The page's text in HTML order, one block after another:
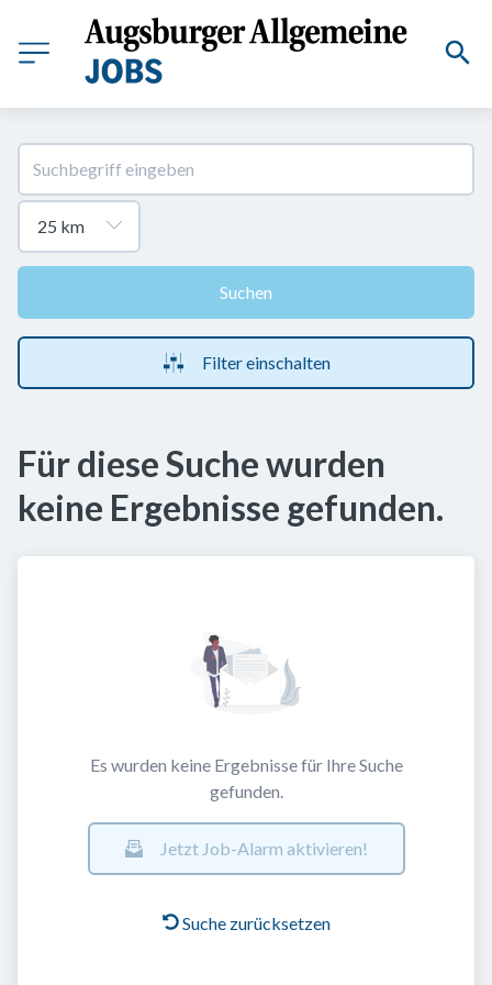
Suchen
Filter einschalten
Für diese Suche wurden
keine Ergebnisse gefunden.
Es wurden keine Ergebnisse für Ihre Suche
gefunden.
Jetzt Job-Alarm aktivieren!
Suche zurücksetzen